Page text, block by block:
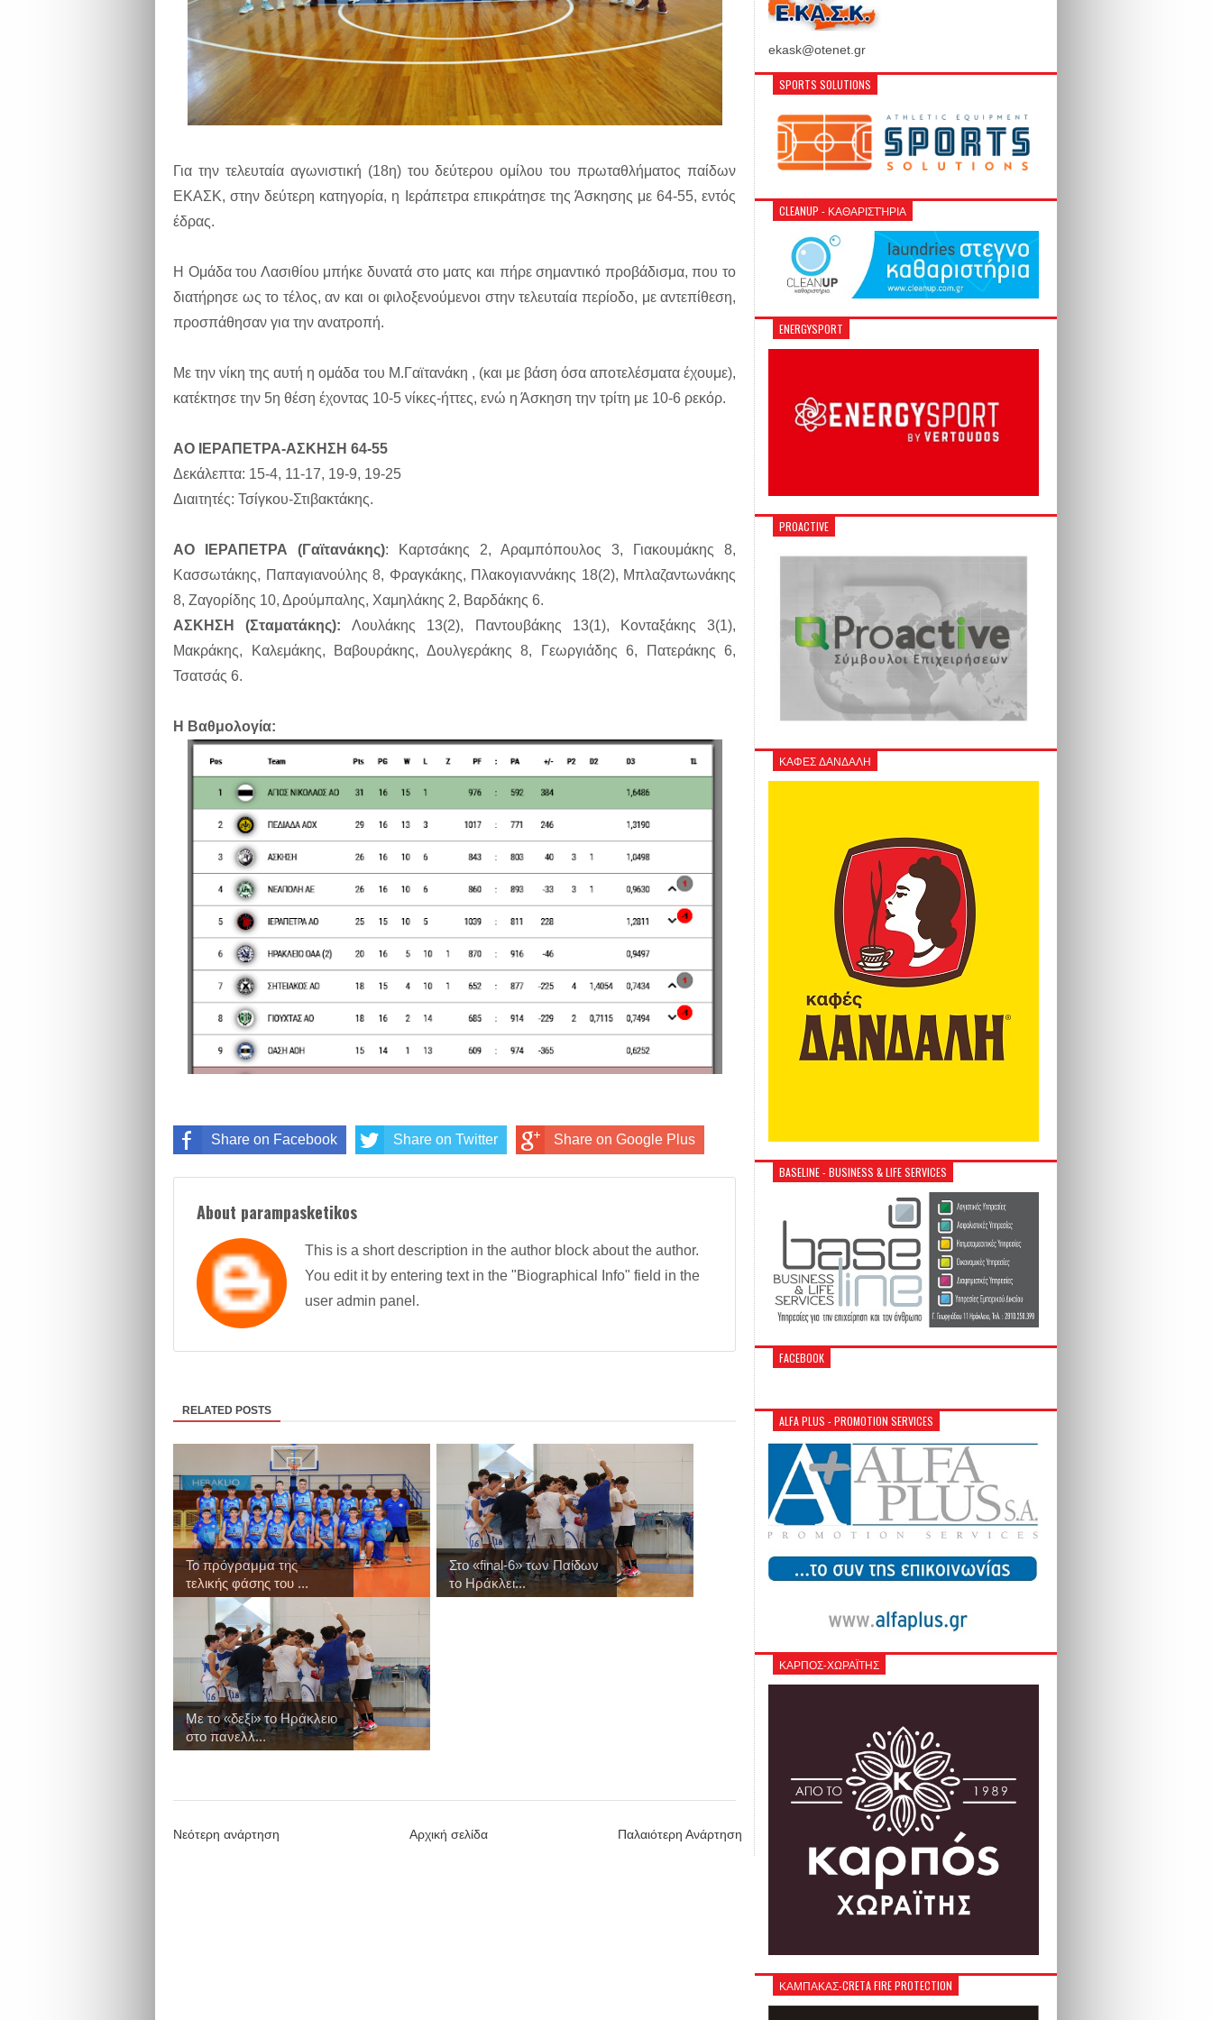
Για την τελευταία αγωνιστική (18η) του δεύτερου ομίλου του πρωταθλήματος παίδων
ΕΚΑΣΚ, στην δεύτερη κατηγορία, η Ιεράπετρα επικράτησε της Άσκησης με 64-55, εντός
έδρας.
Η Ομάδα του Λασιθίου μπήκε δυνατά στο ματς και πήρε σημαντικό προβάδισμα, που το
διατήρησε ως το τέλος, αν και οι φιλοξενούμενοι στην τελευταία περίοδο, με αντεπίθεση,
προσπάθησαν για την ανατροπή.
Με την νίκη της αυτή η ομάδα του Μ.Γαϊτανάκη , (και με βάση όσα αποτελέσματα έχουμε),
κατέκτησε την 5η θέση έχοντας 10-5 νίκες-ήττες, ενώ η Άσκηση την τρίτη με 10-6 ρεκόρ.
ΑΟ ΙΕΡΑΠΕΤΡΑ-ΑΣΚΗΣΗ 64-55
Δεκάλεπτα: 15-4, 11-17, 19-9, 19-25
Διαιτητές: Τσίγκου-Στιβακτάκης.
ΑΟ ΙΕΡΑΠΕΤΡΑ (Γαϊτανάκης): Καρτσάκης 2, Αραμπόπουλος 3, Γιακουμάκης 8,
Κασσωτάκης, Παπαγιανούλης 8, Φραγκάκης, Πλακογιαννάκης 18(2), Μπλαζαντωνάκης
8, Ζαγορίδης 10, Δρούμπαλης, Χαμηλάκης 2, Βαρδάκης 6.
ΑΣΚΗΣΗ (Σταματάκης):Λουλάκης 13(2), Παντουβάκης 13(1), Κονταξάκης 3(1),
Μακράκης, Καλεμάκης, Βαβουράκης, Δουλγεράκης 8, Γεωργιάδης 6, Πατεράκης 6,
Τσατσάς 6.
Η Βαθμολογία:
Share on Facebook Share on Twitter Share on Google Plus
About parampasketikos
This is a short description in the author block about the author.
You edit it by entering text in the "Biographical Info" field in the
user admin panel.
RELATED POSTS
Το πρόγραμμα της
τελικής φάσης του ...
Στo «final-6» των Παίδων
το Ηράκλει...
Με το «δεξί» το Ηράκλειο
στο πανελλ...
Νεότερη ανάρτηση Παλαιότερη Ανάρτηση
Αρχική σελίδα
ekask@otenet.gr
SPORTS SOLUTIONS
CLEANUP - ΚΑΘΑΡΙΣΤΉΡΙΑ
ENERGYSPORT
PROACTIVE
ΚΑΦΕΣ ΔΑΝΔΑΛΗ
BASELINE - BUSINESS & LIFE SERVICES
FACEBOOK
ALFA PLUS - PROMOTION SERVICES
ΚΑΡΠΟΣ-ΧΩΡΑΪΤΗΣ
ΚΑΜΠΑΚΑΣ-CRETA FIRE PROTECTION